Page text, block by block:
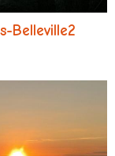
Belleville2